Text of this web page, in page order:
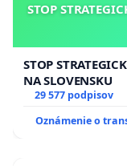
STOP
STOP
NA SLOVENSKU
29 577 podpisov
Oznámenie o